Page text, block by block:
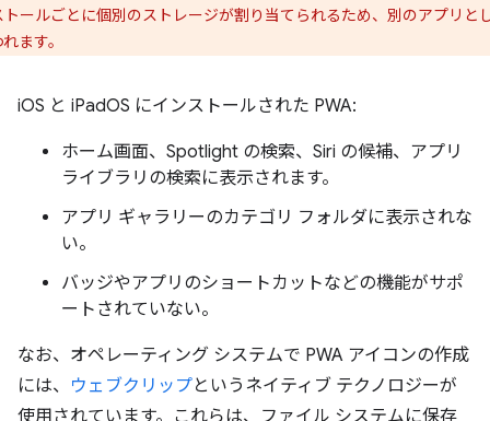
トールごとに個別のストレージが割り当てられるため、別のアプリと
ます。
iOS と iPadOS にインストールされた PWA:
ホーム画面、Spotlight の検索、Siri の候補、アプリ
ライブラリの検索に表示されます。
アプリ ギャラリーのカテゴリ フォルダに表示されな
い。
バッジやアプリのショートカットなどの機能がサポ
ートされていない。
なお、オペレーティング システムで PWA アイコンの作成
には、 ウェブクリップというネイティブ テクノロジーが
使用されています。これらは、ファイル システムに保存